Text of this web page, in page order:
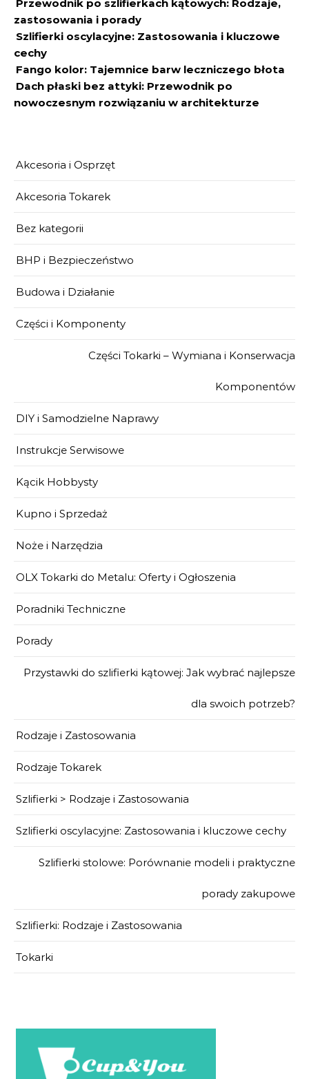
Przewodnik po szlifierkach kątowych: Rodzaje,
zastosowania i porady
Szlifierki oscylacyjne: Zastosowania i kluczowe
cechy
Fango kolor: Tajemnice barw leczniczego błota
Dach płaski bez attyki: Przewodnik po
nowoczesnym rozwiązaniu w architekturze
Akcesoria i Osprzęt
Akcesoria Tokarek
Bez kategorii
BHP i Bezpieczeństwo
Budowa i Działanie
Części i Komponenty
Części Tokarki – Wymiana i Konserwacja
Komponentów
DIY i Samodzielne Naprawy
Instrukcje Serwisowe
Kącik Hobbysty
Kupno i Sprzedaż
Noże i Narzędzia
OLX Tokarki do Metalu: Oferty i Ogłoszenia
Poradniki Techniczne
Porady
Przystawki do szlifierki kątowej: Jak wybrać najlepsze
dla swoich potrzeb?
Rodzaje i Zastosowania
Rodzaje Tokarek
Szlifierki > Rodzaje i Zastosowania
Szlifierki oscylacyjne: Zastosowania i kluczowe cechy
Szlifierki stolowe: Porównanie modeli i praktyczne
porady zakupowe
Szlifierki: Rodzaje i Zastosowania
Tokarki